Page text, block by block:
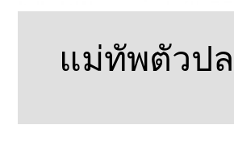
แม่ทัพตัวป